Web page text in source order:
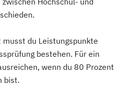
du Leistungspunkte
bestehen. Für ein
wenn du 80 Prozent
bist.